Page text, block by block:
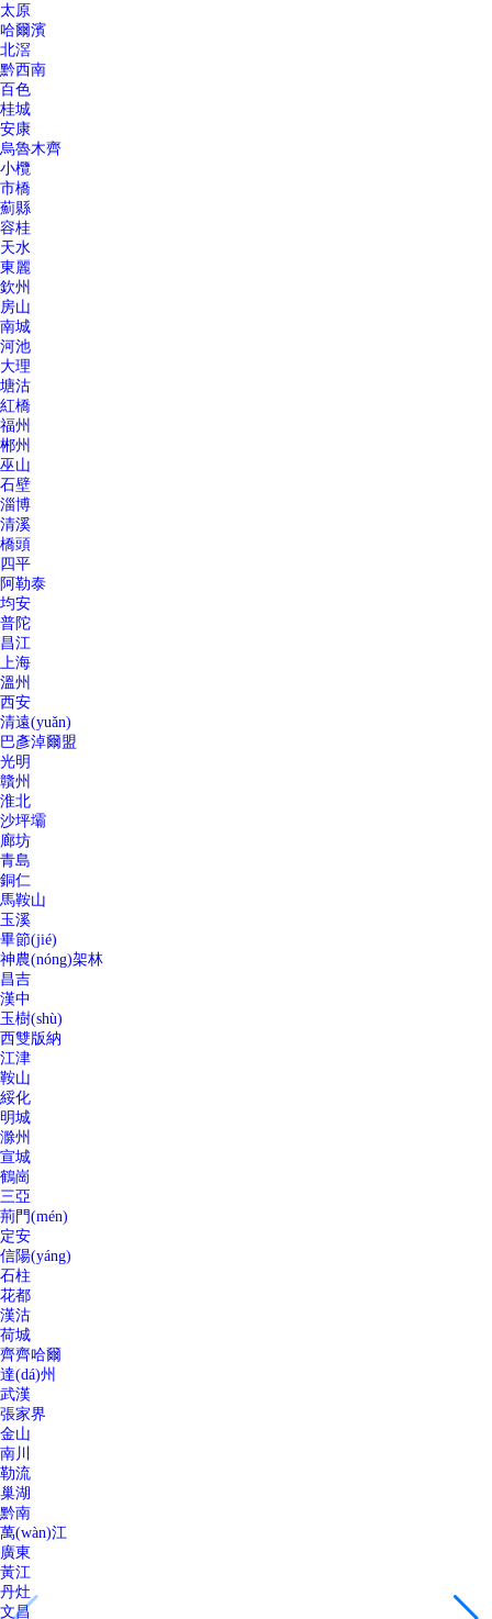
太原
哈爾濱
北滘
黔西南
百色
桂城
安康
烏魯木齊
小欖
市橋
薊縣
容桂
天水
東麗
欽州
房山
南城
河池
大理
塘沽
紅橋
福州
郴州
巫山
石壁
淄博
清溪
橋頭
四平
阿勒泰
均安
普陀
昌江
上海
溫州
西安
清遠(yuǎn)
巴彥淖爾盟
光明
贛州
淮北
沙坪壩
廊坊
青島
銅仁
馬鞍山
玉溪
畢節(jié)
神農(nóng)架林
昌吉
漢中
玉樹(shù)
西雙版納
江津
鞍山
綏化
明城
滁州
宣城
鶴崗
三亞
荊門(mén)
定安
信陽(yáng)
石柱
花都
漢沽
荷城
齊齊哈爾
達(dá)州
武漢
張家界
金山
南川
勒流
巢湖
黔南
萬(wàn)江
廣東
黃江
丹灶
文昌